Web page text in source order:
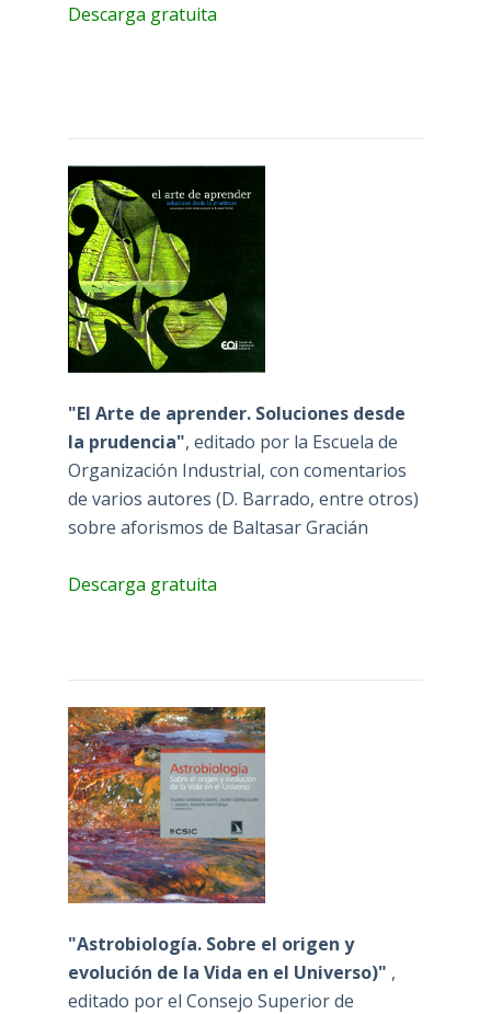
Descarga gratuita
"El Arte de aprender. Soluciones desde
la prudencia", editado por la Escuela de
Organización Industrial, con comentarios
de varios autores (D. Barrado, entre otros)
sobre aforismos de Baltasar Gracián
Descarga gratuita
"Astrobiología. Sobre el origen y
evolución de la Vida en el Universo)" ,
editado por el Consejo Superior de